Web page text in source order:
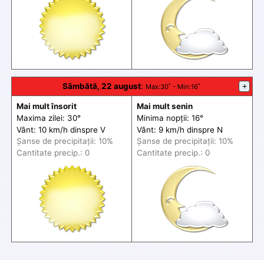
Sâmbătă, 22 august: Max:30˚ - Min:16˚ +
Mai mult însorit
Maxima zilei: 30°
Vânt: 10 km/h dinspre V
Șanse de precipitații: 10%
Cantitate precip.: 0
Mai mult senin
Minima nopții: 16°
Vânt: 9 km/h dinspre N
Șanse de precipitații: 10%
Cantitate precip.: 0